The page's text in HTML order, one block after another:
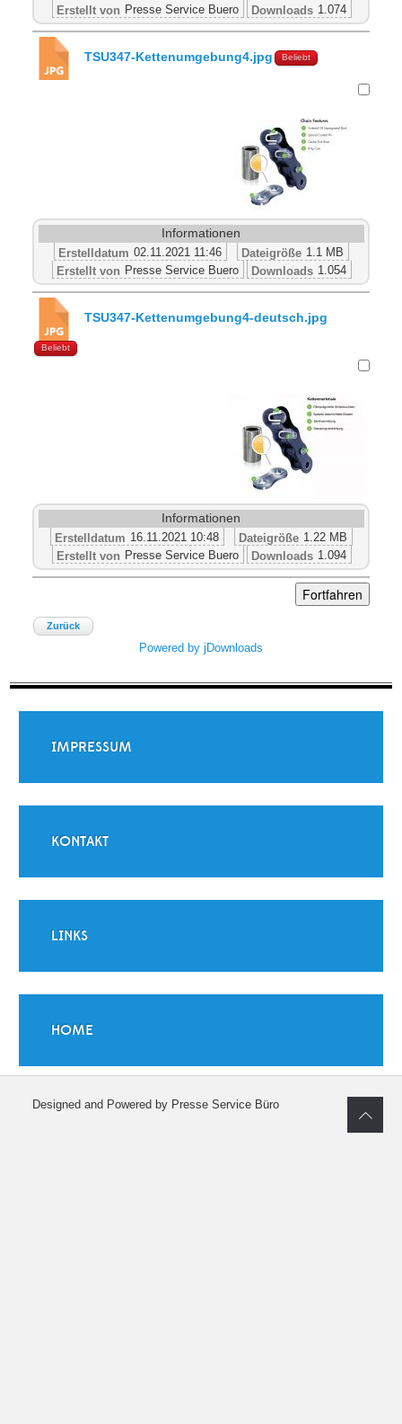
Erstellt von Presse Service Buero Downloads 1.074
TSU347-Kettenumgebung4.jpg Beliebt
Informationen
Erstelldatum 02.11.2021 11:46 Dateigröße 1.1 MB
Erstellt von Presse Service Buero Downloads 1.054
TSU347-Kettenumgebung4-deutsch.jpg
Beliebt
Informationen
Erstelldatum 16.11.2021 10:48 Dateigröße 1.22 MB
Erstellt von Presse Service Buero Downloads 1.094
Zurück
Powered by jDownloads
IMPRESSUM
KONTAKT
LINKS
HOME
Designed and Powered by Presse Service Büro